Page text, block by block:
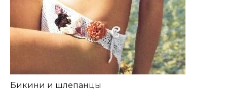
Бикини и шлепанцы